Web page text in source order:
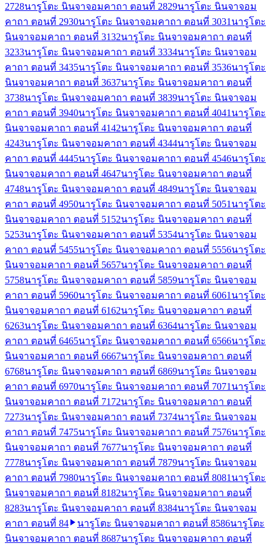
2728นารูโตะ นินจาจอมคาถา ตอนที่ 2829นารูโตะ นินจาจอม
คาถา ตอนที่ 2930นารูโตะ นินจาจอมคาถา ตอนที่ 3031 นารูโตะ
นินจาจอมคาถา ตอนที่ 3132นารูโตะ นินจาจอมคาถา ตอนที่
3233นารูโตะ นินจาจอมคาถา ตอนที่ 3334นารูโตะ นินจาจอม
คาถา ตอนที่ 3435นารูโตะ นินจาจอมคาถา ตอนที่ 3536นารูโตะ
นินจาจอมคาถา ตอนที่ 3637นารูโตะ นินจาจอมคาถา ตอนที่
3738นารูโตะ นินจาจอมคาถา ตอนที่ 3839นารูโตะ นินจาจอม
คาถา ตอนที่ 3940นารูโตะ นินจาจอมคาถา ตอนที่ 4041 นารูโตะ
นินจาจอมคาถา ตอนที่ 4142นารูโตะ นินจาจอมคาถา ตอนที่
4243นารูโตะ นินจาจอมคาถา ตอนที่ 4344นารูโตะ นินจาจอม
คาถา ตอนที่ 4445นารูโตะ นินจาจอมคาถา ตอนที่ 4546นารูโตะ
นินจาจอมคาถา ตอนที่ 4647นารูโตะ นินจาจอมคาถา ตอนที่
4748นารูโตะ นินจาจอมคาถา ตอนที่ 4849นารูโตะ นินจาจอม
คาถา ตอนที่ 4950นารูโตะ นินจาจอมคาถา ตอนที่ 5051 นารูโตะ
นินจาจอมคาถา ตอนที่ 51 52นารูโตะ นินจาจอมคาถา ตอนที่
5253นารูโตะ นินจาจอมคาถา ตอนที่ 5354นารูโตะ นินจาจอม
คาถา ตอนที่ 5455นารูโตะ นินจาจอมคาถา ตอนที่ 5556นารูโตะ
นินจาจอมคาถา ตอนที่ 5657นารูโตะ นินจาจอมคาถา ตอนที่
5758นารูโตะ นินจาจอมคาถา ตอนที่ 5859นารูโตะ นินจาจอม
คาถา ตอนที่ 5960นารูโตะ นินจาจอมคาถา ตอนที่ 6061 นารูโตะ
นินจาจอมคาถา ตอนที่ 6162นารูโตะ นินจาจอมคาถา ตอนที่
6263นารูโตะ นินจาจอมคาถา ตอนที่ 6364นารูโตะ นินจาจอม
คาถา ตอนที่ 6465นารูโตะ นินจาจอมคาถา ตอนที่ 6566นารูโตะ
นินจาจอมคาถา ตอนที่ 6667นารูโตะ นินจาจอมคาถา ตอนที่
6768นารูโตะ นินจาจอมคาถา ตอนที่ 6869นารูโตะ นินจาจอม
คาถา ตอนที่ 6970นารูโตะ นินจาจอมคาถา ตอนที่ 7071 นารูโตะ
นินจาจอมคาถา ตอนที่ 71 72นารูโตะ นินจาจอมคาถา ตอนที่
7273นารูโตะ นินจาจอมคาถา ตอนที่ 7374นารูโตะ นินจาจอม
คาถา ตอนที่ 7475นารูโตะ นินจาจอมคาถา ตอนที่ 7576นารูโตะ
นินจาจอมคาถา ตอนที่ 7677นารูโตะ นินจาจอมคาถา ตอนที่
7778นารูโตะ นินจาจอมคาถา ตอนที่ 7879นารูโตะ นินจาจอม
คาถา ตอนที่ 7980นารูโตะ นินจาจอมคาถา ตอนที่ 8081 นารูโตะ
นินจาจอมคาถา ตอนที่ 8182นารูโตะ นินจาจอมคาถา ตอนที่
8283นารูโตะ นินจาจอมคาถา ตอนที่ 8384นารูโตะ นินจาจอม
คาถา ตอนที่ 84
นารูโตะ นินจาจอมคาถา ตอนที่ 8586นารูโตะ
นินจาจอมคาถา ตอนที่ 8687นารูโตะ นินจาจอมคาถา ตอนที่